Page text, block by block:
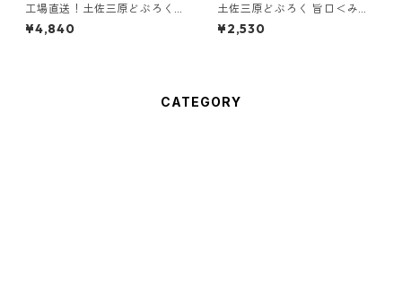
工場直送！土佐三原どぶろく7
20ｍｌ2本セット（甘辛各1、
箱入り）
¥4,840
土佐三原どぶろく 旨口＜みは
らのこ＞ 500ｍｌ1本
¥2,530
CATEGORY